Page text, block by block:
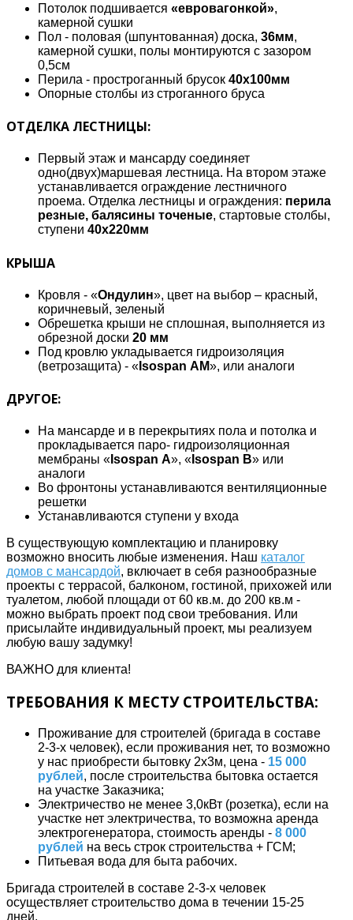
Потолок подшивается «евровагонкой»,
камерной сушки
Пол - половая (шпунтованная) доска, 36мм,
камерной сушки, полы монтируются с зазором
0,5см
Перила - простроганный брусок 40х100мм
Опорные столбы из строганного бруса
ОТДЕЛКА ЛЕСТНИЦЫ:
Первый этаж и мансарду соединяет
одно(двух)маршевая лестница. На втором этаже
устанавливается ограждение лестничного
проема. Отделка лестницы и ограждения: перила
резные, балясины точеные, стартовые столбы,
ступени 40х220мм
КРЫША
Кровля - «Ондулин», цвет на выбор – красный,
коричневый, зеленый
Обрешетка крыши не сплошная, выполняется из
обрезной доски 20 мм
Под кровлю укладывается гидроизоляция
(ветрозащита) - « Isospan АМ», или аналоги
ДРУГОЕ:
На мансарде и в перекрытиях пола и потолка и
прокладывается паро- гидроизоляционная
мембраны « Isospan А», « Isospan В» или
аналоги
Во фронтоны устанавливаются вентиляционные
решетки
Устанавливаются ступени у входа
В существующую комплектацию и планировку
возможно вносить любые изменения. Наш каталог
домов с мансардой, включает в себя разнообразные
проекты с террасой, балконом, гостиной, прихожей или
туалетом, любой площади от 60 кв.м. до 200 кв.м -
можно выбрать проект под свои требования. Или
присылайте индивидуальный проект, мы реализуем
любую вашу задумку!
ВАЖНО для клиента!
ТРЕБОВАНИЯ К МЕСТУ СТРОИТЕЛЬСТВА:
Проживание для строителей (бригада в составе
2-3-х человек), если проживания нет, то возможно
у нас приобрести бытовку 2х3м, цена - 15 000
рублей, после строительства бытовка остается
на участке Заказчика;
Электричество не менее 3,0кВт (розетка), если на
участке нет электричества, то возможна аренда
электрогенератора, стоимость аренды - 8 000
рублей на весь строк строительства + ГСМ;
Питьевая вода для быта рабочих.
Бригада строителей в составе 2-3-х человек
осуществляет строительство дома в течении 15-25
дней.